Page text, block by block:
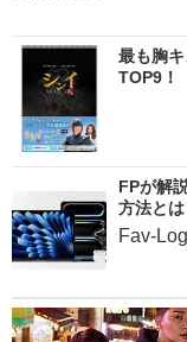
最も胸
TOP9！
FPが解
方法とは
Fav-Log